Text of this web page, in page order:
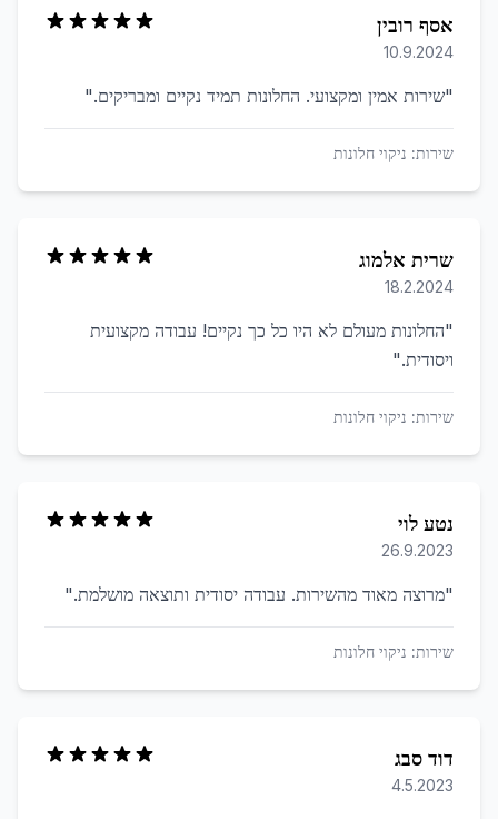
אסף רובין
10.9.2024
"שירות אמין ומקצועי. החלונות תמיד נקיים ומבריקים."
שירות: ניקוי חלונות
שרית אלמוג
18.2.2024
"החלונות מעולם לא היו כל כך נקיים! עבודה מקצועית
ויסודית."
שירות: ניקוי חלונות
נטע לוי
26.9.2023
"מרוצה מאוד מהשירות. עבודה יסודית ותוצאה מושלמת."
שירות: ניקוי חלונות
דוד סבג
4.5.2023